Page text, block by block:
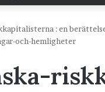
: en
och-hemligheter